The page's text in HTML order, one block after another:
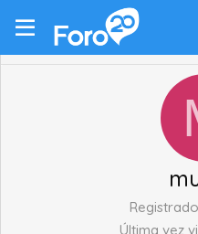
Registrado
Última vez